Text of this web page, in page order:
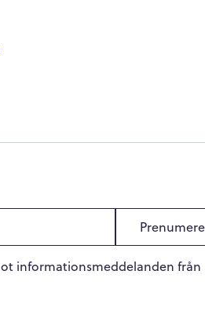
informationsmeddelanden från